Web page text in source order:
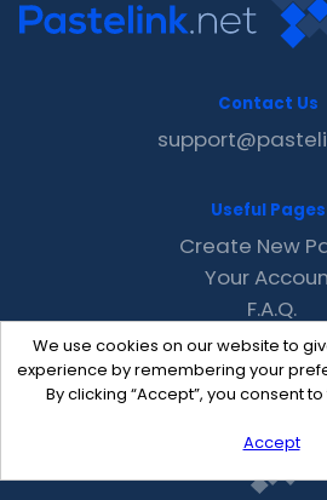
We use cookies on our website to
experience by remembering your
By clicking “Accept”, you consent
Accept
Contact Us
Useful Pages
Create New
Your
F.A.Q.
Recent
Contact